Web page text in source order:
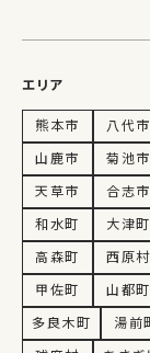
エリア
熊本市 八代市
山鹿市
菊池市
天草市
合志市
和水町
大津町
高森町
西原村
甲佐町
山都町
多良木町
湯前